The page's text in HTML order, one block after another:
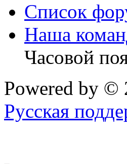
Список
Наша
Часовой
Powered by ©
Русская